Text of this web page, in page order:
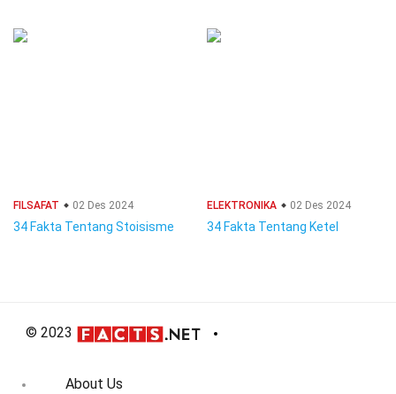
FILSAFAT 02 Des 2024
34 Fakta Tentang Stoisisme
ELEKTRONIKA 02 Des 2024
34 Fakta Tentang Ketel
© 2023
About Us